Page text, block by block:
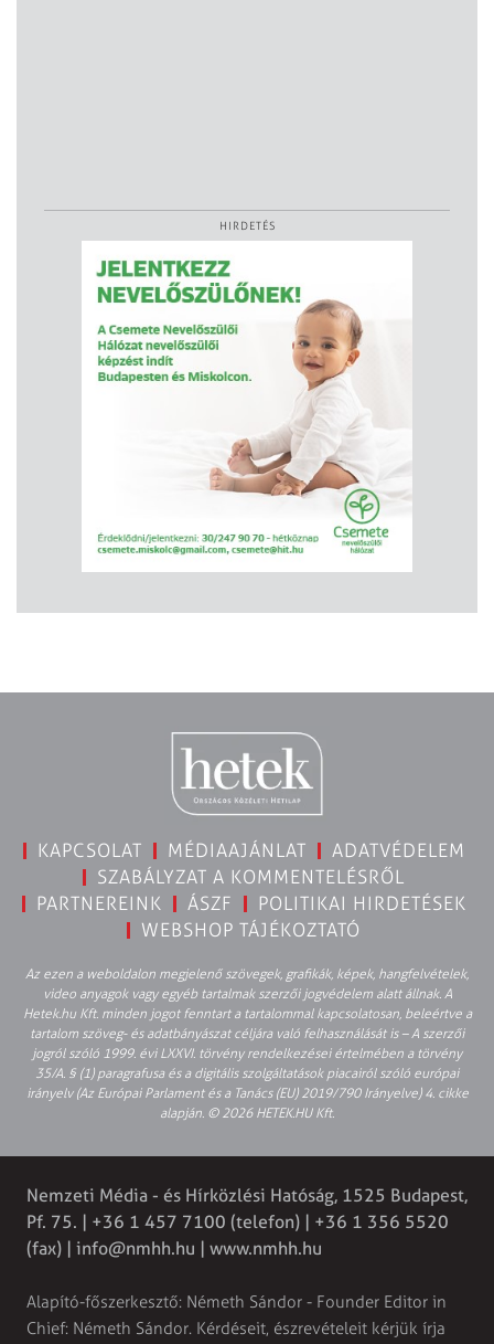
HIRDETÉS
KAPCSOLAT MÉDIAAJÁNLAT
ADATVÉDELEM
SZABÁLYZAT A KOMMENTELÉSRŐL
PARTNEREINK
ÁSZF
POLITIKAI HIRDETÉSEK
WEBSHOP TÁJÉKOZTATÓ
Az ezen a weboldalon megjelenő szövegek, grafikák, képek, hangfelvételek,
video anyagok vagy egyéb tartalmak szerzői jogvédelem alatt állnak. A
Hetek.hu Kft. minden jogot fenntart a tartalommal kapcsolatosan, beleértve a
tartalom szöveg- és adatbányászat céljára való felhasználását is – A szerzői
jogról szóló 1999. évi LXXVI. törvény rendelkezései értelmében a törvény
35/A. § (1) paragrafusa és a digitális szolgáltatások piacairól szóló európai
irányelv (Az Európai Parlament és a Tanács (EU) 2019/790 Irányelve) 4. cikke
alapján. © 2026 HETEK.HU Kft.
Nemzeti Média - és Hírközlési Hatóság, 1525 Budapest,
Pf. 75. | +36 1 457 7100 (telefon) | +36 1 356 5520
(fax) | info@nmhh.hu | www.nmhh.hu
Alapító-főszerkesztő: Németh Sándor - Founder Editor in
Chief: Németh Sándor. Kérdéseit, észrevételeit kérjük írja